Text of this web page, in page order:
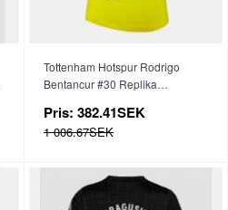
Tottenham Hotspur Rodrigo
Bentancur #30 Replika
Kortärmad
Pris: 382.41SEK
1 006.67SEK